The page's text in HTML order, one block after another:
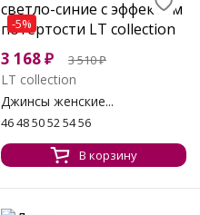
-5%
3 168₽ 3 510₽
LT collection
Джинсы женские...
46 48 50 52 54 56
В корзину